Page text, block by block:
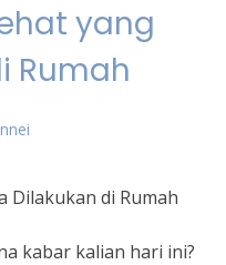
yang
Rumah
Dilakukan di Rumah
kabar kalian hari ini?